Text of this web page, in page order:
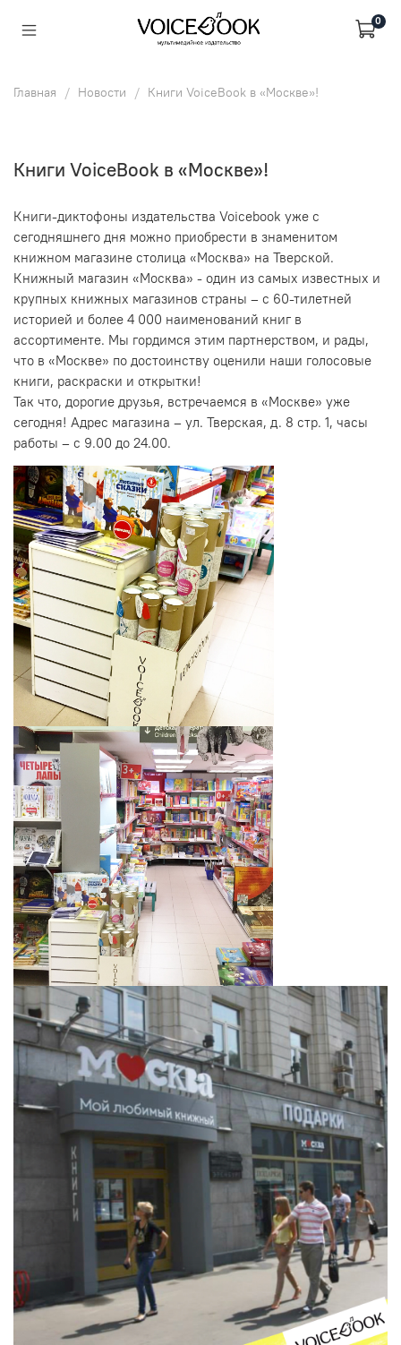
0
Главная Новости Книги VoiceBook в «Москве»!
Книги VoiceBook в «Москве»!
Книги-диктофоны издательства Voicebook уже с
сегодняшнего дня можно приобрести в знаменитом
книжном магазине столица «Москва» на Тверской.
Книжный магазин «Москва» - один из самых известных и
крупных книжных магазинов страны – с 60-тилетней
историей и более 4 000 наименований книг в
ассортименте. Мы гордимся этим партнерством, и рады,
что в «Москве» по достоинству оценили наши голосовые
книги, раскраски и открытки!
Так что, дорогие друзья, встречаемся в «Москве» уже
сегодня! Адрес магазина – ул. Тверская, д. 8 стр. 1, часы
работы – с 9.00 до 24.00.